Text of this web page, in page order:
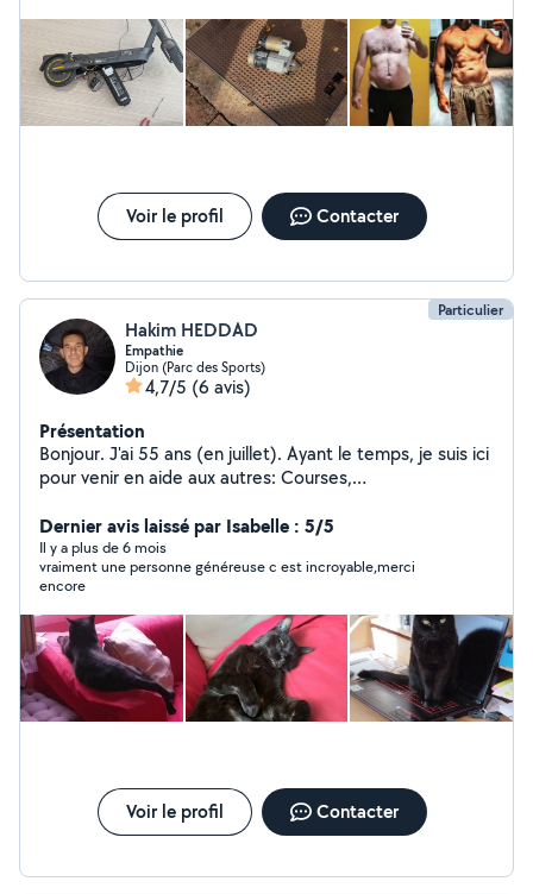
Voir le profil Contacter
Particulier
Hakim HEDDAD
Empathie
Dijon (Parc des Sports)
4,7/5 (6 avis)
Présentation
Bonjour. J'ai 55 ans (en juillet). Ayant le temps, je suis ici
pour venir en aide aux autres: Courses,
aux devoirs (anglais, français). Garde de chat (j'en ai moi
même, une minette). Aide informatique.
Dernier avis laissé par Isabelle : 5/5
Il y a plus de 6 mois
vraiment une personne généreuse c est incroyable,merci
encore
Voir le profil Contacter